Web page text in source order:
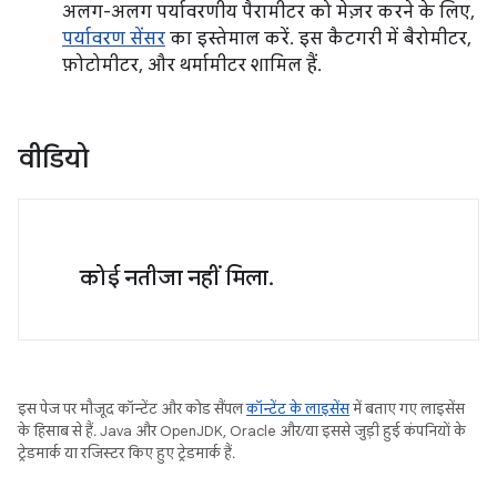
अलग-अलग पर्यावरणीय पैरामीटर को मेज़र करने के लिए,
पर्यावरण सेंसर का इस्तेमाल करें. इस कैटगरी में बैरोमीटर,
फ़ोटोमीटर, और थर्मामीटर शामिल हैं.
वीडियो
कोई नतीजा नहीं मिला.
इस पेज पर मौजूद कॉन्टेंट और कोड सैंपलकॉन्टेंट के लाइसेंसमें बताए गए लाइसेंस
के हिसाब से हैं. Java और OpenJDK, Oracle और/या इससे जुड़ी हुई कंपनियों के
ट्रेडमार्क या रजिस्टर किए हुए ट्रेडमार्क हैं.